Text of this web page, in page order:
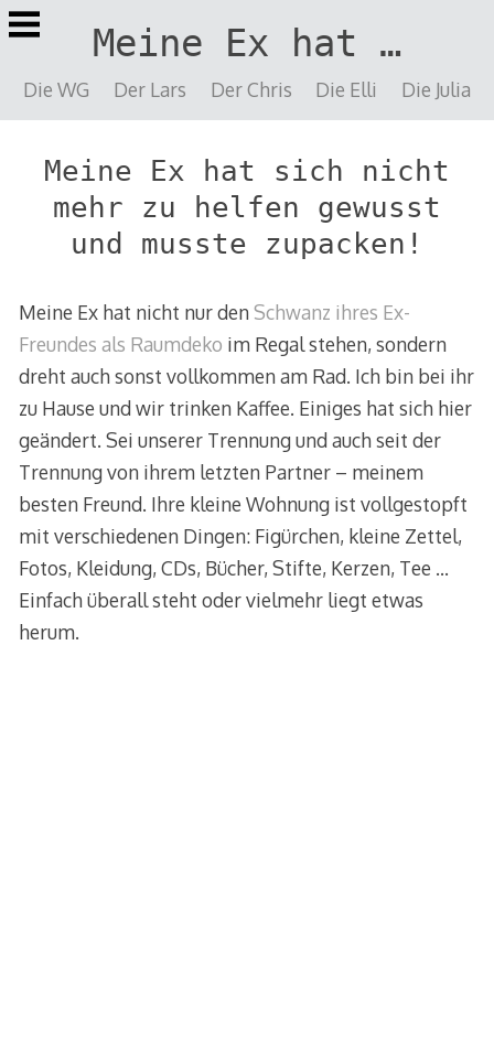
Springe
zu
Meine Ex hat …
Die WG Der Lars Der Chris Die Elli Die Julia
Meine Ex hat sich nicht
mehr zu helfen gewusst
und musste zupacken!
Meine Ex hat nicht nur denSchwanz ihres Ex-
Freundes als Raumdeko im Regal stehen, sondern
dreht auch sonst vollkommen am Rad. Ich bin bei ihr
zu Hause und wir trinken Kaffee. Einiges hat sich hier
geändert. Sei unserer Trennung und auch seit der
Trennung von ihrem letzten Partner – meinem
besten Freund. Ihre kleine Wohnung ist vollgestopft
mit verschiedenen Dingen: Figürchen, kleine Zettel,
Fotos, Kleidung, CDs, Bücher, Stifte, Kerzen, Tee …
Einfach überall steht oder vielmehr liegt etwas
herum.